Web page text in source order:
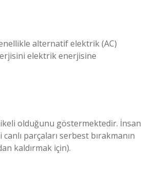
alternatif elektrik (AC)
elektrik enerjisine
olduğunu göstermektedir. İnsan
parçaları serbest bırakmanın
kaldırmak için).